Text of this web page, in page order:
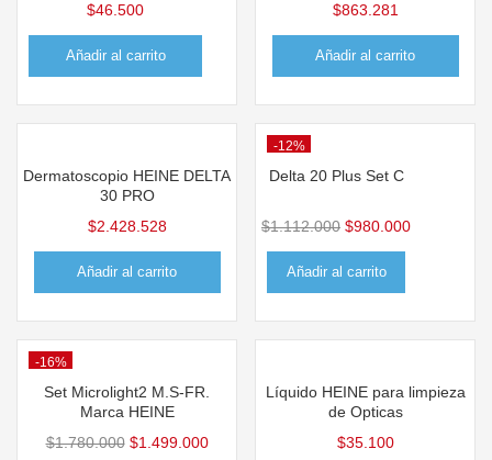
$46.500
Añadir al carrito
$863.281
Añadir al carrito
Dermatoscopio HEINE DELTA
30 PRO
$2.428.528
Añadir al carrito
-12%
Hot
Delta 20 Plus Set C
$1.112.000 $980.000
Añadir al carrito
-16%
Hot
Set Microlight2 M.S-FR.
Marca HEINE
$1.780.000 $1.499.000
Líquido HEINE para limpieza
de Opticas
$35.100